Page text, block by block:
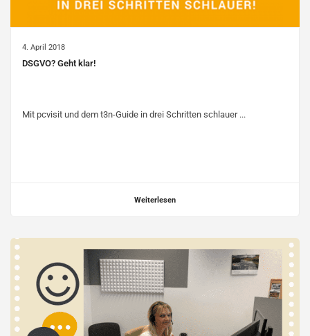
4. April 2018
DSGVO? Geht klar!
Mit pcvisit und dem t3n-Guide in drei Schritten schlauer ...
Weiterlesen